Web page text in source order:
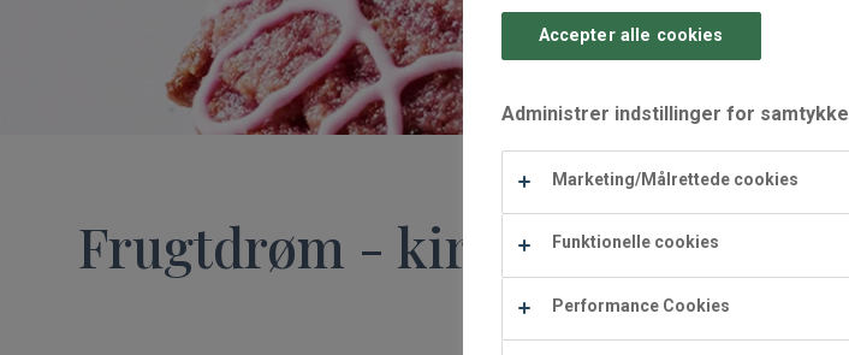
Frugtdrøm - kirsebær
Waffle Supply Accepter alle cookies
Administrer indstillinger for samtykke
Marketing/Målrettede cookies
Funktionelle cookies
Performance Cookies